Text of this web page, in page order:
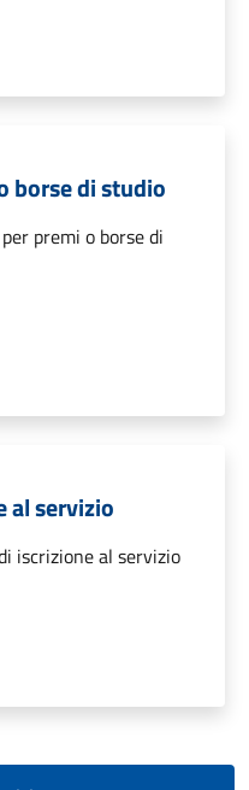
borse di studio
premi o borse di
al servizio
iscrizione al servizio